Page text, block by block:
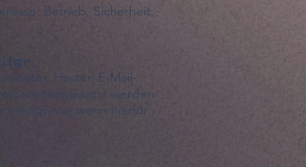
Betrieb, Sicherheit,
Hoster, E-Mail-
werden
erfolgt nur, wenn hierfür